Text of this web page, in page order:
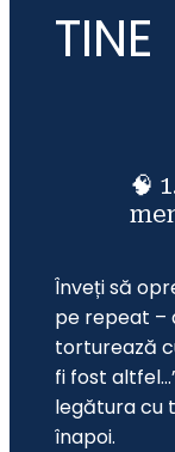
TINE
Înveți să
pe repeat –
torturează
fi fost
legătura cu
înapoi.
🧠